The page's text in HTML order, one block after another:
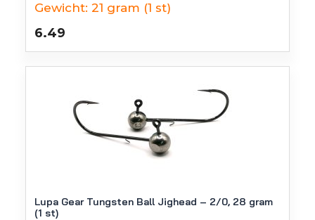
Gewicht: 21 gram (1 st)
6.49
Lupa Gear Tungsten Ball Jighead – 2/0, 28 gram
(1 st)